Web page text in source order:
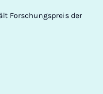
Forschungspreis der